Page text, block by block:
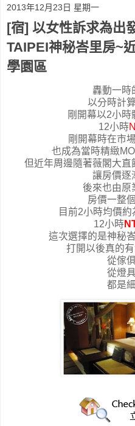
2013年12月23日 星期一
[宿] 以女性訴求為出
TAIPEI神秘峇里房~
學園區
轟動一時
以分時計
剛開幕以2小時
12小時
剛開幕時在市
也成為當時精緻
但近年周邊隨著薇閣大
讓房價逐
後來也由原
房價一整
目前2小時均價約
12小時
這次選擇的是神秘
打開以後真的
從傢
從燈
都是